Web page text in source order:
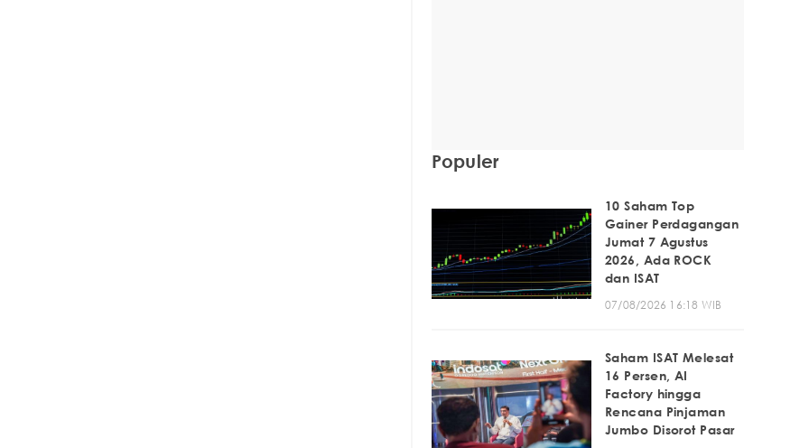
Populer
10 Saham Top
Gainer Perdagangan
Jumat 7 Agustus
2026, Ada ROCK
dan ISAT
07/08/2026 16:18 WIB
Saham ISAT Melesat
16 Persen, AI
Factory hingga
Rencana Pinjaman
Jumbo Disorot Pasar